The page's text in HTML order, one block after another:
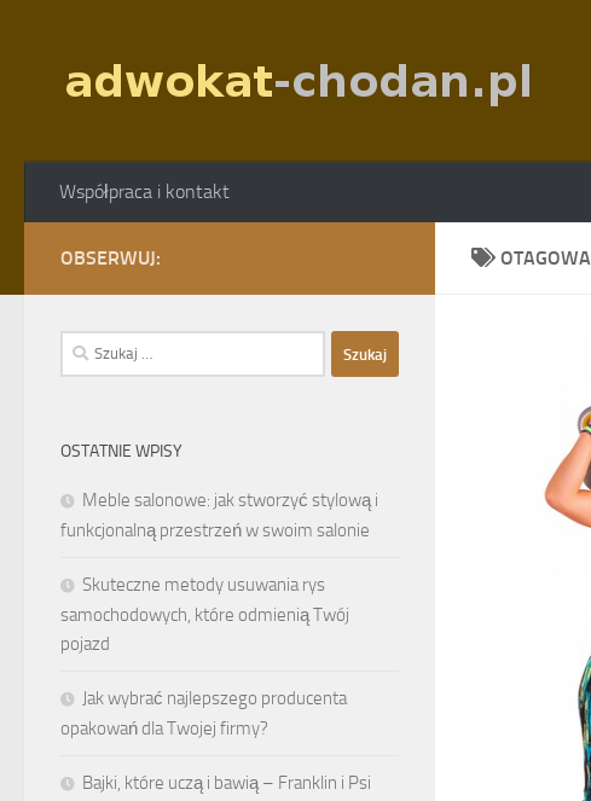
Współpraca i kontakt
OBSERWUJ:
Szukaj:
OSTATNIE WPISY
Meble salonowe: jak stworzyć stylową i
funkcjonalną przestrzeń w swoim salonie
Skuteczne metody usuwania rys
samochodowych, które odmienią Twój
pojazd
Jak wybrać najlepszego producenta
opakowań dla Twojej firmy?
Bajki, które uczą i bawią – Franklin i Psi